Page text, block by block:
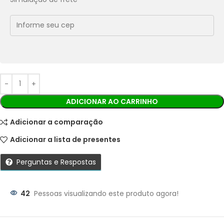
Ao finalizar sua compra você receberá os detalhes para
realizar o pagamento.
Parcelas:
ADICIONAR AO CARRINHO
Adicionar a comparação
Adicionar a lista de presentes
Perguntas e Respostas
42 Pessoas visualizando este produto agora!